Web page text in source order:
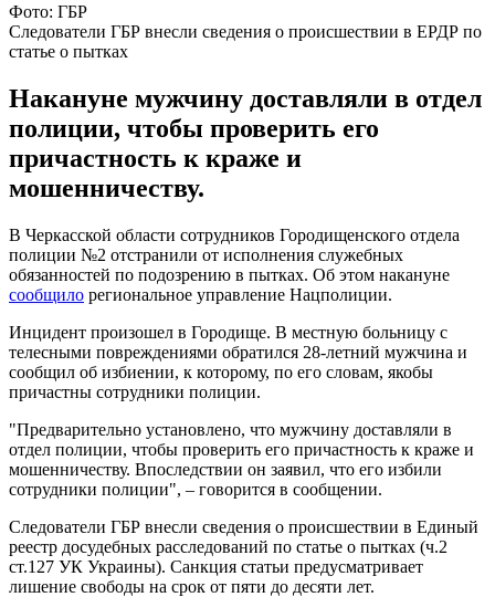
Фото: ГБР
Следователи ГБР внесли сведения о происшествии в ЕРДР по
статье о пытках
Накануне мужчину доставляли в отдел
полиции, чтобы проверить его
причастность к краже и
мошенничеству.
В Черкасской области сотрудников Городищенского отдела
полиции №2 отстранили от исполнения служебных
обязанностей по подозрению в пытках. Об этом накануне
сообщило региональное управление Нацполиции.
Инцидент произошел в Городище. В местную больницу с
телесными повреждениями обратился 28-летний мужчина и
сообщил об избиении, к которому, по его словам, якобы
причастны сотрудники полиции.
"Предварительно установлено, что мужчину доставляли в
отдел полиции, чтобы проверить его причастность к краже и
мошенничеству. Впоследствии он заявил, что его избили
сотрудники полиции", – говорится в сообщении.
Следователи ГБР внесли сведения о происшествии в Единый
реестр досудебных расследований по статье о пытках (ч.2
ст.127 УК Украины). Санкция статьи предусматривает
лишение свободы на срок от пяти до десяти лет.